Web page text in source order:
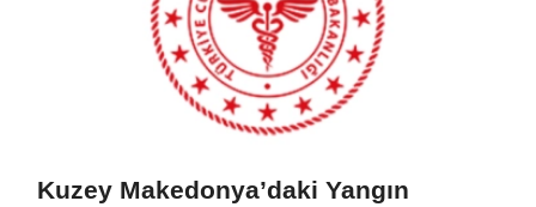
Kuzey Makedonya’daki Yangın